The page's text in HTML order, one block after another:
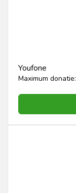
Youfone
Maximum donatie: